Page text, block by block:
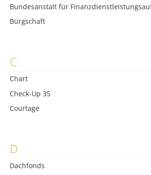
Bundesanstalt für
Bürgschaft
C
Chart
Check-Up 35
Courtage
D
Dachfonds